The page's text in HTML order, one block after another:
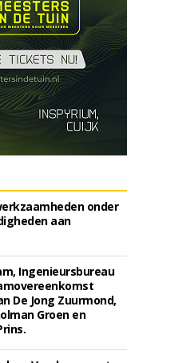
onder
aan
Ingenieursbureau
De Jong Zuurmond,
Groen en